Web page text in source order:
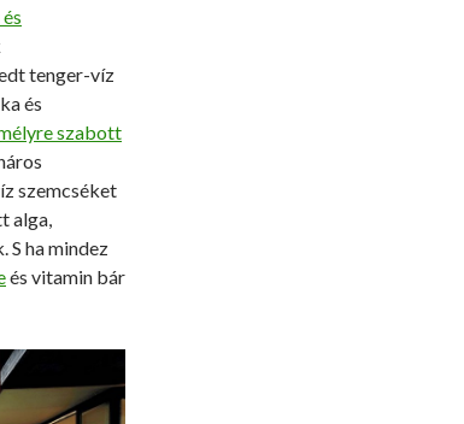
tenger-víz
és
szabott
szemcséket
alga,
S ha mindez
és vitamin bár